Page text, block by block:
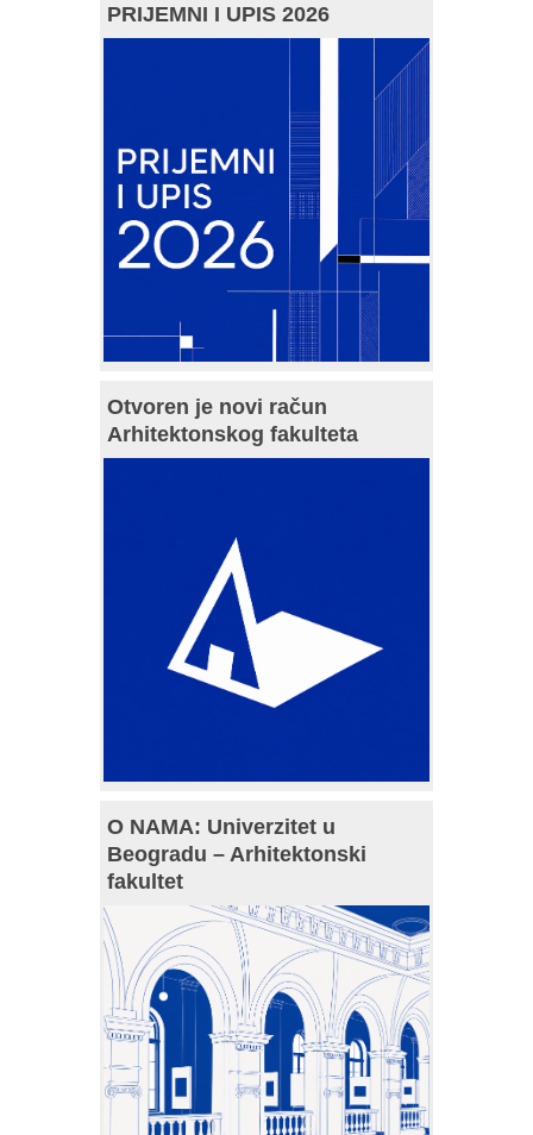
PRIJEMNI I UPIS 2026
Otvoren je novi račun
Arhitektonskog fakulteta
O NAMA: Univerzitet u
Beogradu – Arhitektonski
fakultet